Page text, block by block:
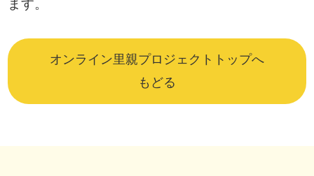
ます。
オンライン里親プロジェクトトップへ
もどる